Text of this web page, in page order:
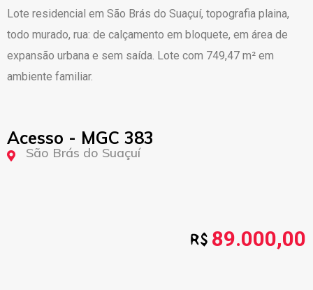
Lote residencial em São Brás do Suaçuí, topografia plaina,
todo murado, rua: de calçamento em bloquete, em área de
expansão urbana e sem saída. Lote com 749,47 m² em
ambiente familiar.
Acesso - MGC 383
São Brás do Suaçuí
89.000,00